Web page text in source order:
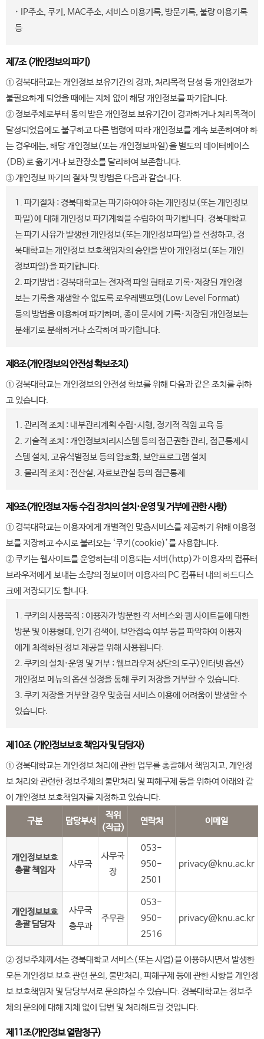
· IP주소, 쿠키, MAC주소, 서비스 이용기록, 방문기록, 불량 이용기록
등
제7조 (개인정보의 파기)
① 경북대학교는 개인정보 보유기간의 경과, 처리목적 달성 등 개인정보가
불필요하게 되었을 때에는 지체 없이 해당 개인정보를 파기합니다.
② 정보주체로부터 동의 받은 개인정보 보유기간이 경과하거나 처리목적이
달성되었음에도 불구하고 다른 법령에 따라 개인정보를 계속 보존하여야 하
는 경우에는, 해당 개인정보(또는 개인정보파일)을 별도의 데이터베이스
(DB)로 옮기거나 보관장소를 달리하여 보존합니다.
③ 개인정보 파기의 절차 및 방법은 다음과 같습니다.
1. 파기절차 : 경북대학교는 파기하여야 하는 개인정보(또는 개인정보
파일)에 대해 개인정보 파기계획을 수립하여 파기합니다. 경북대학교
는 파기 사유가 발생한 개인정보(또는 개인정보파일)을 선정하고, 경
북대학교는 개인정보 보호책임자의 승인을 받아 개인정보(또는 개인
정보파일)을 파기합니다.
2. 파기방법 : 경북대학교는 전자적 파일 형태로 기록·저장된 개인정
보는 기록을 재생할 수 없도록 로우레밸포멧(Low Level Format)
등의 방법을 이용하여 파기하며, 종이 문서에 기록·저장된 개인정보는
분쇄기로 분쇄하거나 소각하여 파기합니다.
제8조(개인정보의 안전성 확보조치)
① 경북대학교는 개인정보의 안전성 확보를 위해 다음과 같은 조치를 취하
고 있습니다.
1. 관리적 조치 : 내부관리계획 수립·시행, 정기적 직원 교육 등
2. 기술적 조치 : 개인정보처리시스템 등의 접근권한 관리, 접근통제시
스템 설치, 고유식별정보 등의 암호화, 보안프로그램 설치
3. 물리적 조치 : 전산실, 자료보관실 등의 접근통제
제9조(개인정보 자동 수집 장치의 설치·운영 및 거부에 관한 사항)
① 경북대학교는 이용자에게 개별적인 맞춤서비스를 제공하기 위해 이용정
보를 저장하고 수시로 불러오는 ‘쿠키(cookie)’를 사용합니다.
② 쿠키는 웹사이트를 운영하는데 이용되는 서버(http)가 이용자의 컴퓨터
브라우저에게 보내는 소량의 정보이며 이용자의 PC 컴퓨터 내의 하드디스
크에 저장되기도 합니다.
1. 쿠키의 사용목적 : 이용자가 방문한 각 서비스와 웹 사이트들에 대한
방문 및 이용형태, 인기 검색어, 보안접속 여부 등을 파악하여 이용자
에게 최적화된 정보 제공을 위해 사용됩니다.
2. 쿠키의 설치·운영 및 거부 : 웹브라우저 상단의 도구>인터넷 옵션>
개인정보 메뉴의 옵션 설정을 통해 쿠키 저장을 거부할 수 있습니다.
3. 쿠키 저장을 거부할 경우 맞춤형 서비스 이용에 어려움이 발생할 수
있습니다.
제10조 (개인정보보호 책임자 및 담당자)
① 경북대학교는 개인정보 처리에 관한 업무를 총괄해서 책임지고, 개인정
보 처리와 관련한 정보주체의 불만처리 및 피해구제 등을 위하여 아래와 같
이 개인정보 보호책임자를 지정하고 있습니다.
구분 담당부서
직위
(직급)
연락처 이메일
개인정보보호
총괄 책임자
사무국
사무국
장
053-
950-
2501
privacy@knu.ac.kr
개인정보보호
총괄 담당자
사무국
총무과
주무관
053-
950-
2516
privacy@knu.ac.kr
② 정보주체께서는 경북대학교 서비스(또는 사업)을 이용하시면서 발생한
모든 개인정보 보호 관련 문의, 불만처리, 피해구제 등에 관한 사항을 개인정
보 보호책임자 및 담당부서로 문의하실 수 있습니다. 경북대학교는 정보주
체의 문의에 대해 지체 없이 답변 및 처리해드릴 것입니다.
제11조(개인정보 열람청구)